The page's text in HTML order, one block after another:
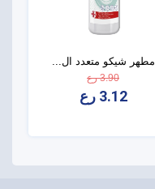
مطهر شيكو متعدد ال...
3.90 رع
3.12 رع